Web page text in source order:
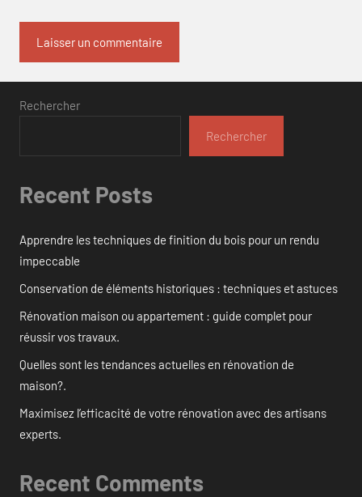
Rechercher
Rechercher
Recent Posts
Apprendre les techniques de finition du bois pour un rendu
impeccable
Conservation de éléments historiques : techniques et astuces
Rénovation maison ou appartement : guide complet pour
réussir vos travaux.
Quelles sont les tendances actuelles en rénovation de
maison?.
Maximisez l’efficacité de votre rénovation avec des artisans
experts.
Recent Comments